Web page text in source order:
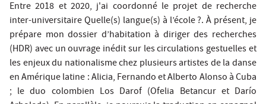
Entre 2018 et 2020, j'ai coordonné le projet de recherche
inter-universitaire Quelle(s) langue(s) à l’école ?. À présent, je
prépare mon dossier d’habitation à diriger des recherches
(HDR) avec un ouvrage inédit sur les circulations gestuelles et
les enjeux du nationalisme chez plusieurs artistes de la danse
en Amérique latine : Alicia, Fernando et Alberto Alonso à Cuba
; le duo colombien Los Darof (Ofelia Betancur et Darío